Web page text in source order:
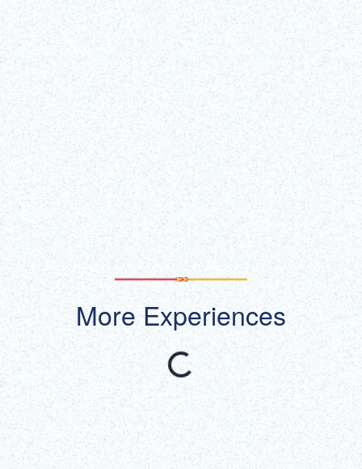
歌舞伎は、日本の伝統や美学、哲学、文化史を体現する総合舞台芸術で
す。ブロードウェイやウエストエンドのミュージカルと同様に、歌舞伎
は迫力ある音楽、舞踊、演技を組み合わせた一大エンターテインメン
ト。舞台での迫力あるパフォーマンスは、一度見たら忘れられない体験
となるでしょう。
チケット購入
一覧をみる
More Experiences
おすすめ